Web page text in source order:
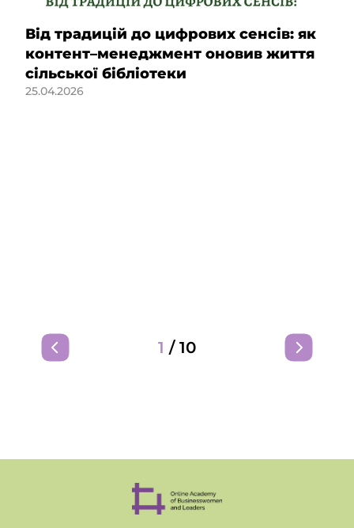
Від традицій до цифрових сенсів: як
контент–менеджмент оновив життя
сільської бібліотеки
25.04.2026
1 / 10